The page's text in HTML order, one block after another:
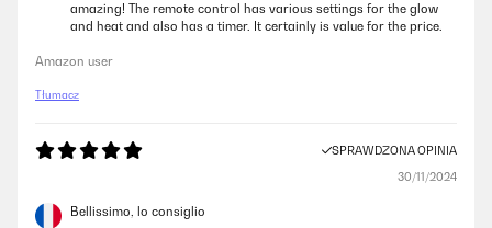
amazing! The remote control has various settings for the glow
and heat and also has a timer. It certainly is value for the price.
Amazon user
Tłumacz
SPRAWDZONA OPINIA
30/11/2024
Bellissimo, lo consiglio